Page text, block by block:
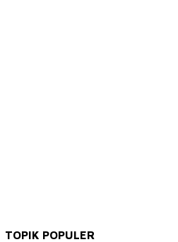
TOPIK POPULER